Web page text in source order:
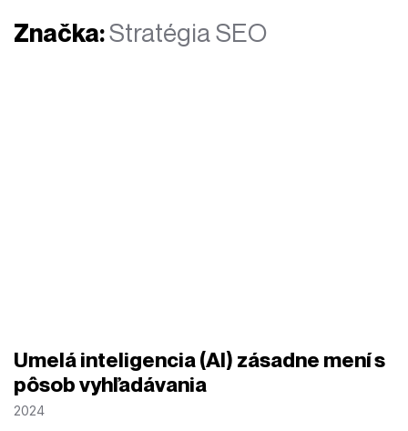
Značka:Stratégia SEO
Umelá inteligencia (AI) zásadne mení s
pôsob vyhľadávania
2024